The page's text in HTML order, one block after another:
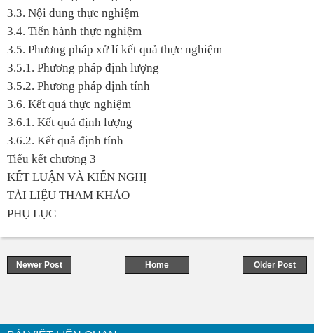
3.3. Nội dung thực nghiệm
3.4. Tiến hành thực nghiệm
3.5. Phương pháp xử lí kết quả thực nghiệm
3.5.1. Phương pháp định lượng
3.5.2. Phương pháp định tính
3.6. Kết quả thực nghiệm
3.6.1. Kết quả định lượng
3.6.2. Kết quả định tính
Tiểu kết chương 3
KẾT LUẬN VÀ KIẾN NGHỊ
TÀI LIỆU THAM KHẢO
PHỤ LỤC
Newer Post Older Post
Home